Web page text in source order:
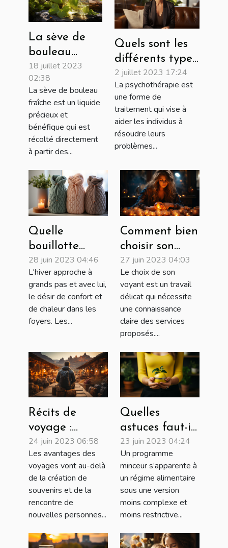
La sève de
bouleau
fraîche : une
source
naturelle de
bienfaits
pour la santé
18 juillet 2023
02:38
La sève de bouleau
fraîche est un liquide
précieux et
bénéfique qui est
récolté directement
à partir des...
Quels sont les
différents types
de
psychothérapies
à adopter ?
2 juillet 2023 17:24
La psychothérapie est
une forme de
traitement qui vise à
aider les individus à
résoudre leurs
problèmes...
Quelle
bouillotte
choisir :
peluche,
électrique,
sèche ou à eau
?
28 juin 2023 04:46
L'hiver approche à
grands pas et avec lui,
le désir de confort et
de chaleur dans les
foyers. Les...
Comment bien
choisir son
voyant ?
27 juin 2023 04:03
Le choix de son
voyant est un travail
délicat qui nécessite
une connaissance
claire des services
proposés....
Récits de
voyage :
Meilleurs
façons dont
voyager peut-
être bénéfique
pour votre
santé mentale
24 juin 2023 06:58
Les avantages des
voyages vont au-delà
de la création de
souvenirs et de la
rencontre de
nouvelles personnes...
Quelles
astuces faut-il
utiliser pour
choisir un bon
programme
minceur ?
23 juin 2023 04:24
Un programme
minceur s’apparente à
un régime alimentaire
sous une version
moins complexe et
moins restrictive...